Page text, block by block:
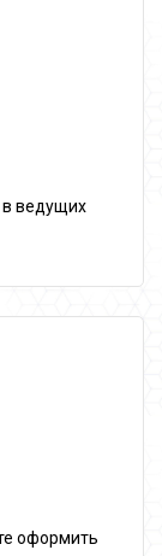
ведущих
оформить